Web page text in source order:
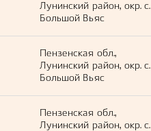
Лунинский район, окр. с.
Большой Вьяс
Пензенская обл.,
Лунинский район, окр. с.
Большой Вьяс
Пензенская обл.,
Лунинский район, окр. с.